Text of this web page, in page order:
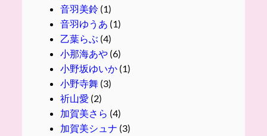
音羽美鈴(1)
音羽ゆうあ (1)
乙葉らぶ (4)
小那海あや(6)
小野坂ゆいか(1)
小野寺舞(3)
祈山愛 (2)
加賀美さら (4)
加賀美シュナ (3)